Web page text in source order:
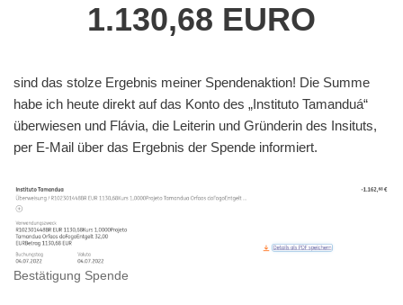
1.130,68 EURO
sind das stolze Ergebnis meiner Spendenaktion! Die Summe
habe ich heute direkt auf das Konto des „Instituto Tamanduá“
überwiesen und Flávia, die Leiterin und Gründerin des Insituts,
per E-Mail über das Ergebnis der Spende informiert.
Bestätigung Spende